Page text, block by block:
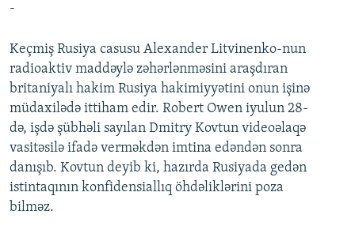
-
Keçmiş Rusiya casusu Alexander Litvinenko-nun
radioaktiv maddəylə zəhərlənməsini araşdıran
britaniyalı hakim Rusiya hakimiyyətini onun işinə
müdaxilədə ittiham edir. Robert Owen iyulun 28-
də, işdə şübhəli sayılan Dmitry Kovtun videoəlaqə
vasitəsilə ifadə verməkdən imtina edəndən sonra
danışıb. Kovtun deyib ki, hazırda Rusiyada gedən
istintaqının konfidensiallıq öhdəliklərini poza
bilməz.